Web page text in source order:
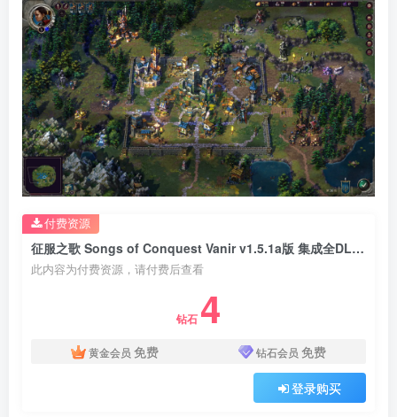
征服之歌 Songs of Conquest Vanir v1.5.1a版 集成全DLC 官方中文
此内容为付费资源，请付费后查看
钻石 4
黄金会员 免费 钻石会员 免费
登录购买
付费资源